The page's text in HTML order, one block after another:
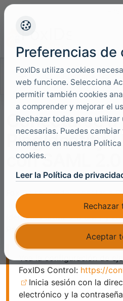
Buscar en la documentación
Conectarse a
PingIdentity
con SAML 2.0
FoxIDs se puede conectar a
autenticación SAML 2.0.
identidad SAML 2.0 (IdP) y
Party (RP) SAML 2.0.
Vea la configuración de
FoxIDs Control: https://
Inicia sesión con la
electrónico y la
Preferencias de
FoxIDs utiliza cookies
web funcione. Selecciona
permitir también cookies
a comprender y mejorar el
Rechazar todas para
necesarias. Puedes
momento en nuestra
cookies.
Leer la Política de
Rechazar
Aceptar